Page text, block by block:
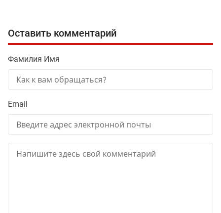
Оставить комментарий
Фамилия Имя
Email